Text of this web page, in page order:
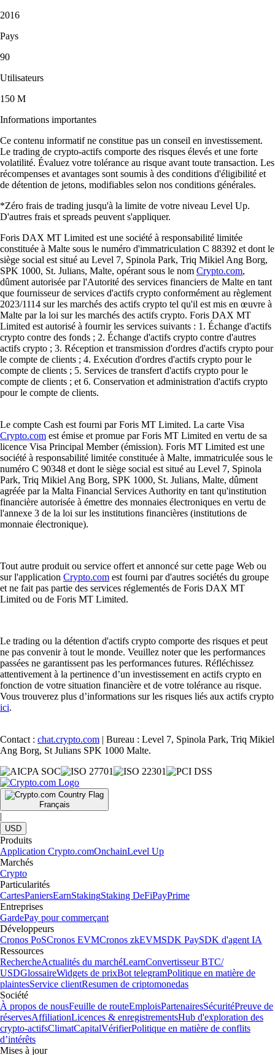
2016
Pays
90
Utilisateurs
150 M
Informations importantes
Ce contenu informatif ne constitue pas un conseil en investissement.
Le trading de crypto-actifs comporte des risques élevés et une forte
volatilité. Évaluez votre tolérance au risque avant toute transaction. Les
récompenses et avantages sont soumis à des conditions d'éligibilité et
de détention de jetons, modifiables selon nos conditions générales.
*Zéro frais de trading jusqu'à la limite de votre niveau Level Up.
D'autres frais et spreads peuvent s'appliquer.
Foris DAX MT Limited est une société à responsabilité limitée
constituée à Malte sous le numéro d'immatriculation C 88392 et dont le
siège social est situé au Level 7, Spinola Park, Triq Mikiel Ang Borg,
SPK 1000, St. Julians, Malte, opérant sous le nom Crypto.com,
dûment autorisée par l'Autorité des services financiers de Malte en tant
que fournisseur de services d'actifs crypto conformément au règlement
2023/1114 sur les marchés des actifs crypto tel qu'il est mis en œuvre à
Malte par la loi sur les marchés des actifs crypto. Foris DAX MT
Limited est autorisé à fournir les services suivants : 1. Échange d'actifs
crypto contre des fonds ; 2. Échange d'actifs crypto contre d'autres
actifs crypto ; 3. Réception et transmission d'ordres d'actifs crypto pour
le compte de clients ; 4. Exécution d'ordres d'actifs crypto pour le
compte de clients ; 5. Services de transfert d'actifs crypto pour le
compte de clients ; et 6. Conservation et administration d'actifs crypto
pour le compte de clients.
Le compte Cash est fourni par Foris MT Limited. La carte Visa
Crypto.com est émise et promue par Foris MT Limited en vertu de sa
licence Visa Principal Member (émission). Foris MT Limited est une
société à responsabilité limitée constituée à Malte, immatriculée sous le
numéro C 90348 et dont le siège social est situé au Level 7, Spinola
Park, Triq Mikiel Ang Borg, SPK 1000, St. Julians, Malte, dûment
agréée par la Malta Financial Services Authority en tant qu'institution
financière autorisée à émettre des monnaies électroniques en vertu de
l'annexe 3 de la loi sur les institutions financières (institutions de
monnaie électronique).
Tout autre produit ou service offert et annoncé sur cette page Web ou
sur l'application Crypto.com est fourni par d'autres sociétés du groupe
et ne fait pas partie des services réglementés de Foris DAX MT
Limited ou de Foris MT Limited.
Le trading ou la détention d'actifs crypto comporte des risques et peut
ne pas convenir à tout le monde. Veuillez noter que les performances
passées ne garantissent pas les performances futures. Réfléchissez
attentivement à la pertinence d’un investissement en actifs crypto en
fonction de votre situation financière et de votre tolérance au risque.
Vous trouverez plus d’informations sur les risques liés aux actifs crypto
ici.
Contact : chat.crypto.com | Bureau : Level 7, Spinola Park, Triq Mikiel
Ang Borg, St Julians SPK 1000 Malte.
Français
|
USD
Produits
Application Crypto.comOnchainLevel Up
Marchés
Crypto
Particularités
CartesPaniersEarnStakingStaking DeFiPayPrime
Entreprises
GardePay pour commerçant
Développeurs
Cronos PoSCronos EVMCronos zkEVMSDK PaySDK d'agent IA
Ressources
RechercheActualités du marchéLearnConvertisseur BTC/
USDGlossaireWidgets de prixBot telegramPolitique en matière de
plaintesService clientResumen de criptomonedas
Société
À propos de nousFeuille de routeEmploisPartenairesSécuritéPreuve de
réservesAffiliationLicences & enregistrementsHub d'exploration des
crypto-actifsClimatCapitalVérifierPolitique en matière de conflits
d’intérêts
Mises à jour